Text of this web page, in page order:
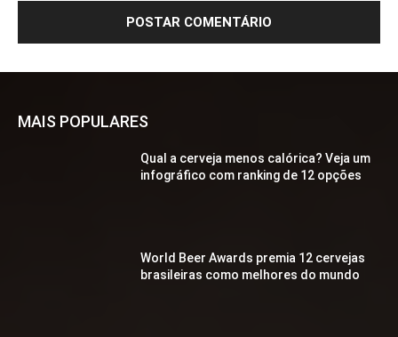
MAIS POPULARES
Qual a cerveja menos calórica? Veja um
infográfico com ranking de 12 opções
World Beer Awards premia 12 cervejas
brasileiras como melhores do mundo